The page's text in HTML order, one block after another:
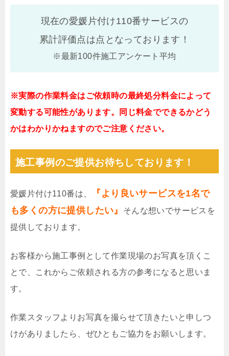
現在の愛媛片付け110番サービスの
累計評価点は点となっております！
※最新100件施工アンケート平均
※実際の作業料金はご依頼時の最終処分料金によって
変動する可能性があります。同じ料金でできるかどう
かはわかりかねますのでご注意ください。
施工事例のご提供お待ちしております！
愛媛片付け110番は、
『より良いサービスを1名で
も多くの方に提供したい』
そんな想いでサービスを
提供しております。
お客様から施工事例として作業現場のお写真を頂くこ
とで、これからご依頼される方の参考になると思いま
す。
作業スタッフよりお写真を撮らせて頂きたいと申しつ
けがありましたら、ぜひともご協力をお願いします。